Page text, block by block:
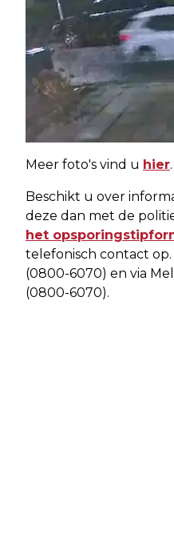
Meer foto's vind u hier.
Beschikt u over
deze dan met de
het
telefonisch contact
(0800-6070) en via
(0800-6070).